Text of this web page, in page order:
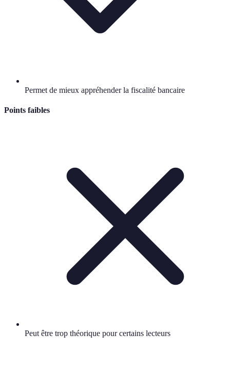
Permet de mieux appréhender la fiscalité bancaire
Points faibles
Peut être trop théorique pour certains lecteurs